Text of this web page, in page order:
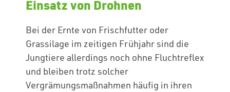
Einsatz von Drohnen
Bei der Ernte von Frischfutter oder
Grassilage im zeitigen Frühjahr sind die
Jungtiere allerdings noch ohne Fluchtreflex
und bleiben trotz solcher
Vergrämungsmaßnahmen häufig in ihren